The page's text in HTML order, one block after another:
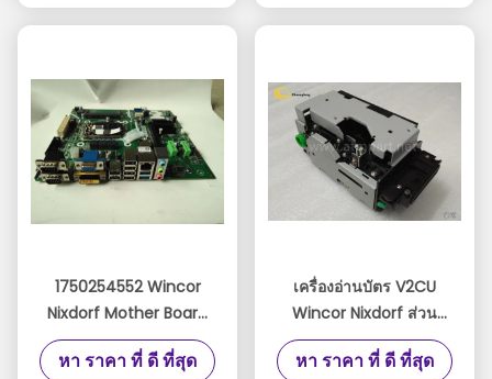
1750293439
1750254552 Wincor
Nixdorf Mother Board
Pentium Core i5 Intel
Core i5-4570TE
หา ราคา ที่ ดี ที่สุด
เครื่องอ่านบัตร V2CU
Wincor Nixdorf ส่วน
ATM
01750173205/1750173205
หา ราคา ที่ ดี ที่สุด